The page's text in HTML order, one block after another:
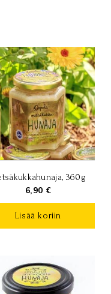
360g
6,90 €
Lisää koriin